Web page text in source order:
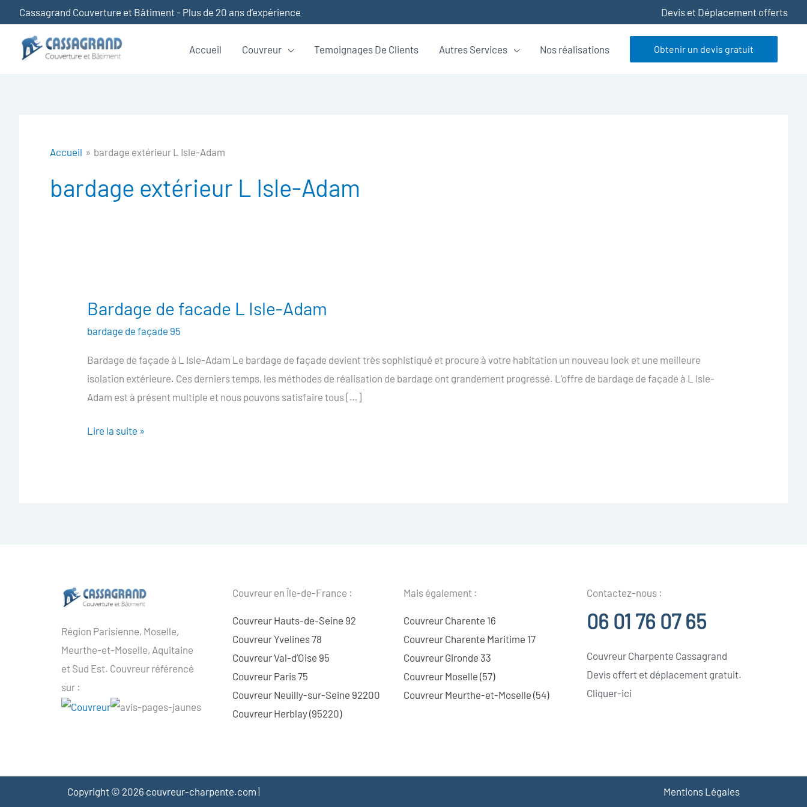
au
contenu
Cassagrand Couverture et Bâtiment - Plus de 20 ans d’expérience Devis et Déplacement offerts
Accueil Couvreur Temoignages De Clients Autres Services Nos réalisations Obtenir un devis gratuit
Accueil bardage extérieur L Isle-Adam
bardage extérieur L Isle-Adam
Bardage de facade L Isle-Adam
bardage de façade 95
Bardage de façade à L Isle-Adam Le bardage de façade devient très sophistiqué et procure à votre habitation un nouveau look et une meilleure
isolation extérieure. Ces derniers temps, les méthodes de réalisation de bardage ont grandement progressé. L’offre de bardage de façade à L Isle-
Adam est à présent multiple et nous pouvons satisfaire tous […]
Bardage
L
Isle-
Adam
Lire la suite »
Région Parisienne, Moselle,
Meurthe-et-Moselle, Aquitaine
et Sud Est. Couvreur référencé
sur :
Couvreur en Île-de-France :
Couvreur Hauts-de-Seine 92
Couvreur Yvelines 78
Couvreur Val-d’Oise 95
Couvreur Paris 75
Couvreur Neuilly-sur-Seine 92200
Couvreur Herblay (95220)
Mais également :
Couvreur Charente 16
Couvreur Charente Maritime 17
Couvreur Gironde 33
Couvreur Moselle (57)
Couvreur Meurthe-et-Moselle (54)
Contactez-nous :
06 01 76 07 65
Couvreur Charpente Cassagrand
Devis offert et déplacement gratuit.
Cliquer-ici
Copyright © 2026 couvreur-charpente.com | Mentions Légales